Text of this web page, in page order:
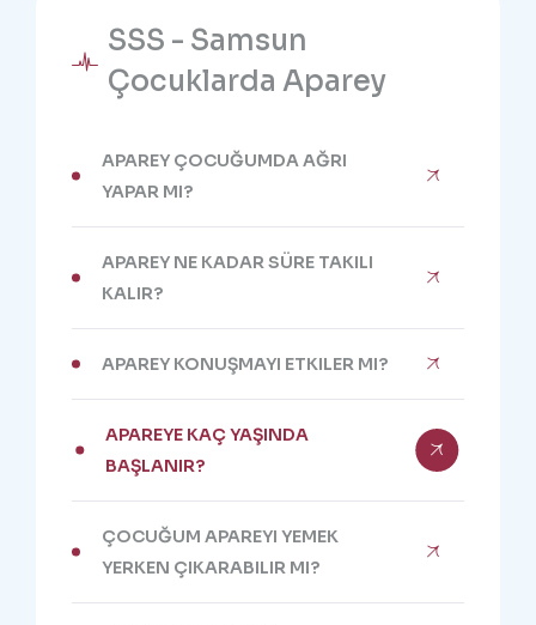
SSS - Samsun
Çocuklarda Aparey
APAREY ÇOCUĞUMDA AĞRI
YAPAR MI?
APAREY NE KADAR SÜRE TAKILI
KALIR?
APAREY KONUŞMAYI ETKILER MI?
APAREYE KAÇ YAŞINDA
BAŞLANIR?
ÇOCUĞUM APAREYI YEMEK
YERKEN ÇIKARABILIR MI?